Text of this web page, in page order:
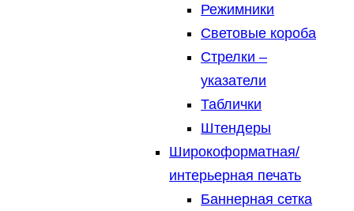
Режимники
Световые короба
Стрелки –
указатели
Таблички
Штендеры
Широкоформатная/
интерьерная печать
Баннерная сетка